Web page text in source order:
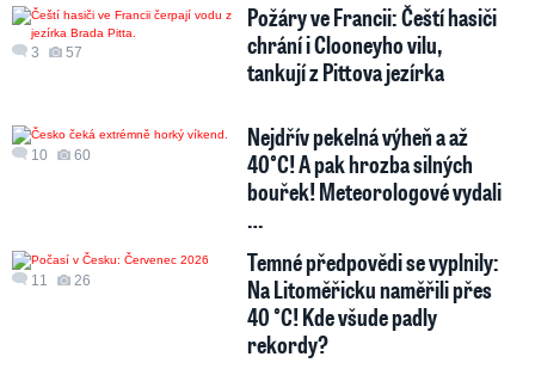
3 57
Požáry ve Francii: Čeští hasiči
chrání i Clooneyho vilu,
tankují z Pittova jezírka
10 60
Nejdřív pekelná výheň a až
40°C! A pak hrozba silných
bouřek! Meteorologové vydali
…
11 26
Temné předpovědi se vyplnily:
Na Litoměřicku naměřili přes
40 °C! Kde všude padly
rekordy?